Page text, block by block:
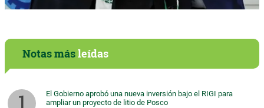
Notas másleídas
El Gobierno aprobó una nueva inversión bajo el RIGI para
ampliar un proyecto de litio de Posco